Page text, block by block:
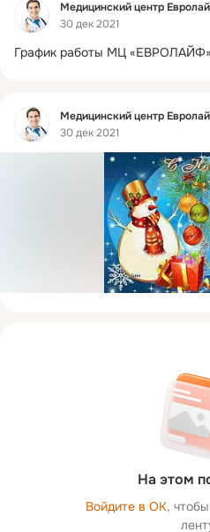
Фид
Медицинский центр
30 дек 2021
График работы МЦ «ЕВРОЛАЙФ»
Фид
Медицинский центр
30 дек 2021
На этом
Войдите в ОК,